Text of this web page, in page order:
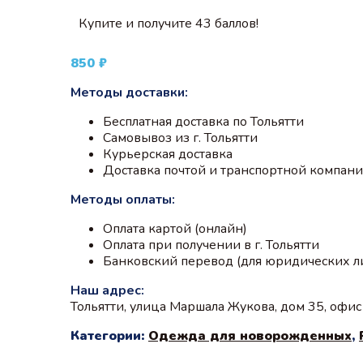
Купите и получите 43 баллов!
850 ₽
Методы доставки:
Бесплатная доставка по Тольятти
Самовывоз из г. Тольятти
Курьерская доставка
Доставка почтой и транспортной
Методы оплаты:
Оплата картой (онлайн)
Оплата при получении в г. Тольятти
Банковский перевод (для юридических
Наш адрес:
Тольятти, улица Маршала Жукова, дом 35,
Категории: Одежда для новорожденных,